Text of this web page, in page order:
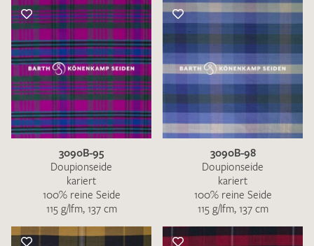
3090B-95
Doupionseide
kariert
100% reine Seide
115 g/lfm, 137 cm
3090B-98
Doupionseide
kariert
100% reine Seide
115 g/lfm, 137 cm